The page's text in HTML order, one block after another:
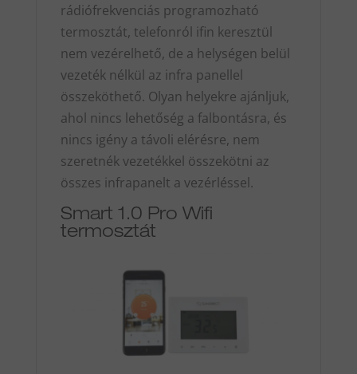
rádiófrekvenciás programozható
termosztát, telefonról ifin keresztül
nem vezérelhető, de a helységen belül
vezeték nélkül az infra panellel
összeköthető. Olyan helyekre ajánljuk,
ahol nincs lehetőség a falbontásra, és
nincs igény a távoli elérésre, nem
szeretnék vezetékkel összekötni az
összes infrapanelt a vezérléssel.
Smart 1.0 Pro Wifi
termosztát